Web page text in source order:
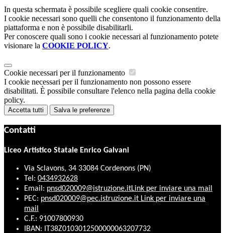
In questa schermata è possibile scegliere quali cookie consentire.
I cookie necessari sono quelli che consentono il funzionamento della
piattaforma e non è possibile disabilitarli.
Per conoscere quali sono i cookie necessari al funzionamento potete
visionare la COOKIE POLICY.
Cookie necessari per il funzionamento
I cookie necessari per il funzionamento non possono essere
disabilitati. È possibile consultare l'elenco nella pagina della cookie
policy.
Accetta tutti Salva le preferenze
Contatti
Liceo Artistico Statale Enrico Galvani
Via Sclavons, 34 33084 Cordenons (PN)
Tel: 0434932628
Email: pnsd020009@istruzione.itLink per inviare una mail
PEC: pnsd020009@pec.istruzione.it Link per inviare una
mail
C.F.: 91007800930
IBAN: IT38Z0103012500000063207732